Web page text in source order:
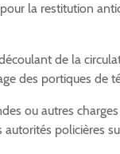
la restitution
de la
des portiques de
ou autres
policières